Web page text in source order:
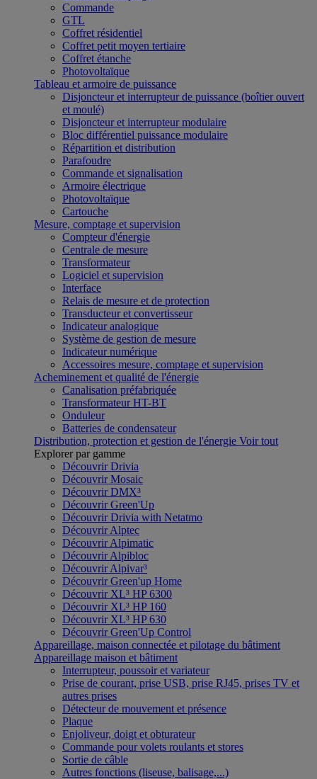
Commande
GTL
Coffret résidentiel
Coffret petit moyen tertiaire
Coffret étanche
Photovoltaïque
Tableau et armoire de puissance
Disjoncteur et interrupteur de puissance (boîtier ouvert
et moulé)
Disjoncteur et interrupteur modulaire
Bloc différentiel puissance modulaire
Répartition et distribution
Parafoudre
Commande et signalisation
Armoire électrique
Photovoltaïque
Cartouche
Mesure, comptage et supervision
Compteur d'énergie
Centrale de mesure
Transformateur
Logiciel et supervision
Interface
Relais de mesure et de protection
Transducteur et convertisseur
Indicateur analogique
Système de gestion de mesure
Indicateur numérique
Accessoires mesure, comptage et supervision
Acheminement et qualité de l'énergie
Canalisation préfabriquée
Transformateur HT-BT
Onduleur
Batteries de condensateur
Distribution, protection et gestion de l'énergie Voir tout
Explorer par gamme
Découvrir Drivia
Découvrir Mosaic
Découvrir DMX³
Découvrir Green'Up
Découvrir Drivia with Netatmo
Découvrir Alptec
Découvrir Alpimatic
Découvrir Alpibloc
Découvrir Alpivar³
Découvrir Green'up Home
Découvrir XL³ HP 6300
Découvrir XL³ HP 160
Découvrir XL³ HP 630
Découvrir Green'Up Control
Appareillage, maison connectée et pilotage du bâtiment
Appareillage maison et bâtiment
Interrupteur, poussoir et variateur
Prise de courant, prise USB, prise RJ45, prises TV et
autres prises
Détecteur de mouvement et présence
Plaque
Enjoliveur, doigt et obturateur
Commande pour volets roulants et stores
Sortie de câble
Autres fonctions (liseuse, balisage,...)